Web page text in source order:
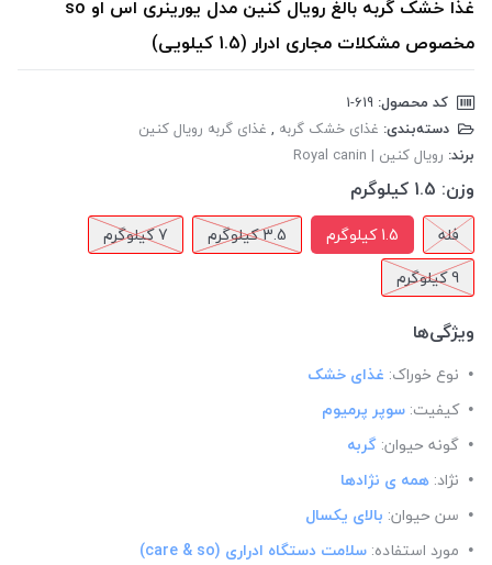
غذا خشک گربه بالغ رویال کنین مدل یورینری اس او so
مخصوص مشکلات مجاری ادرار (1.5 کیلویی)
کد محصول:
دسته‌بندی: غذای خشک گربه , غذای گربه رویال کنین
برند: رویال کنین | Royal canin
وزن: 1.5 کیلوگرم
فله 1.5 کیلوگرم 3.5 کیلوگرم
7 کیلوگرم
9 کیلوگرم
ویژگی‌ها
نوع خوراک: غذای خشک
کیفیت: سوپر پرمیوم
گونه حیوان: گربه
نژاد: همه ی نژادها
سن حیوان: بالای یکسال
مورد استفاده: سلامت دستگاه ادراری (care & so)